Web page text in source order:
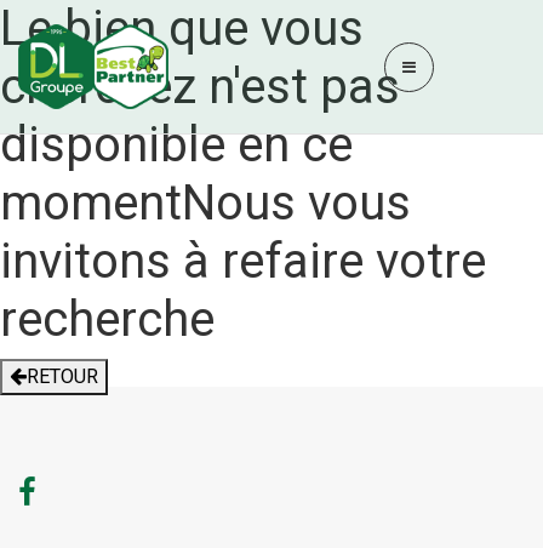
Le bien que vous
cherchez n'est pas
disponible en ce
momentNous vous
invitons à refaire votre
recherche
RETOUR